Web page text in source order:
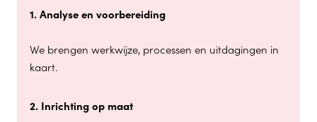
1. Analyse en voorbereiding
We brengen werkwijze, processen en uitdagingen in
kaart.
2. Inrichting op maat